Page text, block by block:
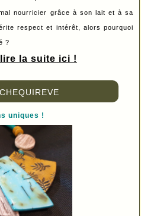
uniques !
nourricier grâce à son lait et à sa
respect et intérêt, alors pourquoi
?
la suite ici !